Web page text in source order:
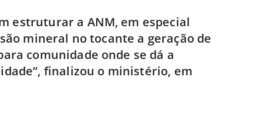
estruturar a ANM, em especial
mineral no tocante a geração de
comunidade onde se dá a
finalizou o ministério, em